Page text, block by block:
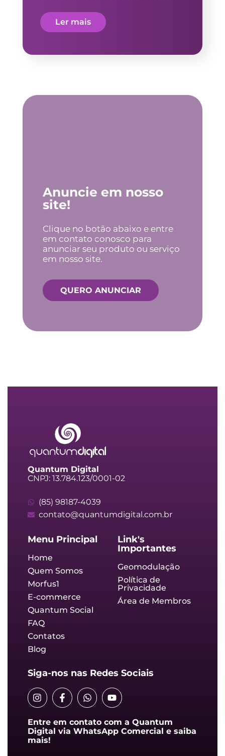
Ler mais
Anuncie em nosso
site!
Clique no botão abaixo e entre
em contato conosco para
anunciar seu produto ou serviço
em nosso site.
QUERO ANUNCIAR
Quantum Digital
CNPJ: 13.784.123/0001-02
(85) 98187-4039
contato@quantumdigital.com.br
Menu Principal
Home
Quem Somos
Morfus1
E-commerce
Quantum Social
FAQ
Contatos
Blog
Link's
Importantes
Geomodulação
Política de
Privacidade
Área de Membros
Siga-nos nas Redes Sociais
I
n
s
t
a
g
r
F
a
c
e
b
o
W
h
a
t
s
a
Y
o
u
t
u
b
Entre em contato com a Quantum
Digital via WhatsApp Comercial e saiba
mais!